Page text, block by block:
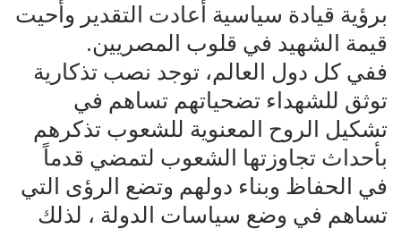
برؤية قيادة سياسية أعادت التقدير وأحيت
قيمة الشهيد في قلوب المصريين.
ففي كل دول العالم، توجد نصب تذكارية
توثق للشهداء تضحياتهم تساهم في
تشكيل الروح المعنوية للشعوب تذكرهم
بأحداث تجاوزتها الشعوب لتمضي قدماً
في الحفاظ وبناء دولهم وتضع الرؤى التي
تساهم في وضع سياسات الدولة ، لذلك